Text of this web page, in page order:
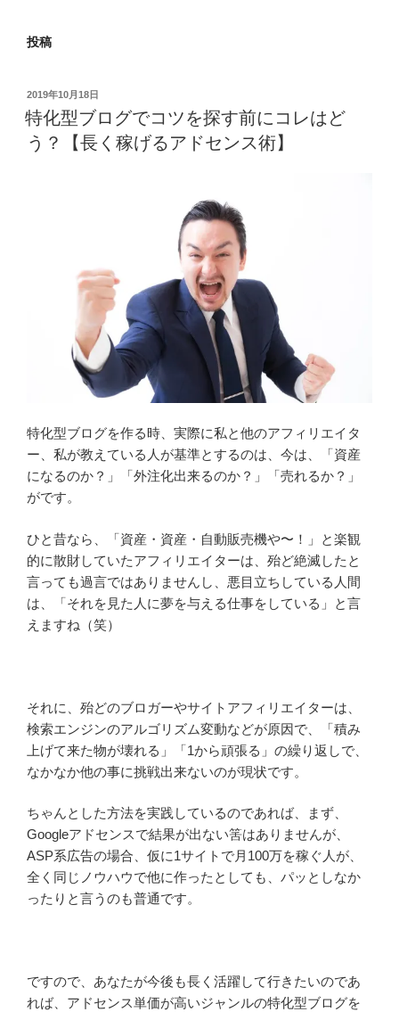
投稿
投
稿
日:
2019年10月18日
特化型ブログでコツを探す前にコレはど
う？【長く稼げるアドセンス術】
特化型ブログを作る時、実際に私と他のアフィリエイタ
ー、私が教えている人が基準とするのは、今は、「資産
になるのか？」「外注化出来るのか？」「売れるか？」
がです。
ひと昔なら、「資産・資産・自動販売機や〜！」と楽観
的に散財していたアフィリエイターは、殆ど絶滅したと
言っても過言ではありませんし、悪目立ちしている人間
は、「それを見た人に夢を与える仕事をしている」と言
えますね（笑）
それに、殆どのブロガーやサイトアフィリエイターは、
検索エンジンのアルゴリズム変動などが原因で、「積み
上げて来た物が壊れる」「1から頑張る」の繰り返しで、
なかなか他の事に挑戦出来ないのが現状です。
ちゃんとした方法を実践しているのであれば、まず、
Googleアドセンスで結果が出ない筈はありませんが、
ASP系広告の場合、仮に1サイトで月100万を稼ぐ人が、
全く同じノウハウで他に作ったとしても、パッとしなか
ったりと言うのも普通です。
ですので、あなたが今後も長く活躍して行きたいのであ
れば、アドセンス単価が高いジャンルの特化型ブログを